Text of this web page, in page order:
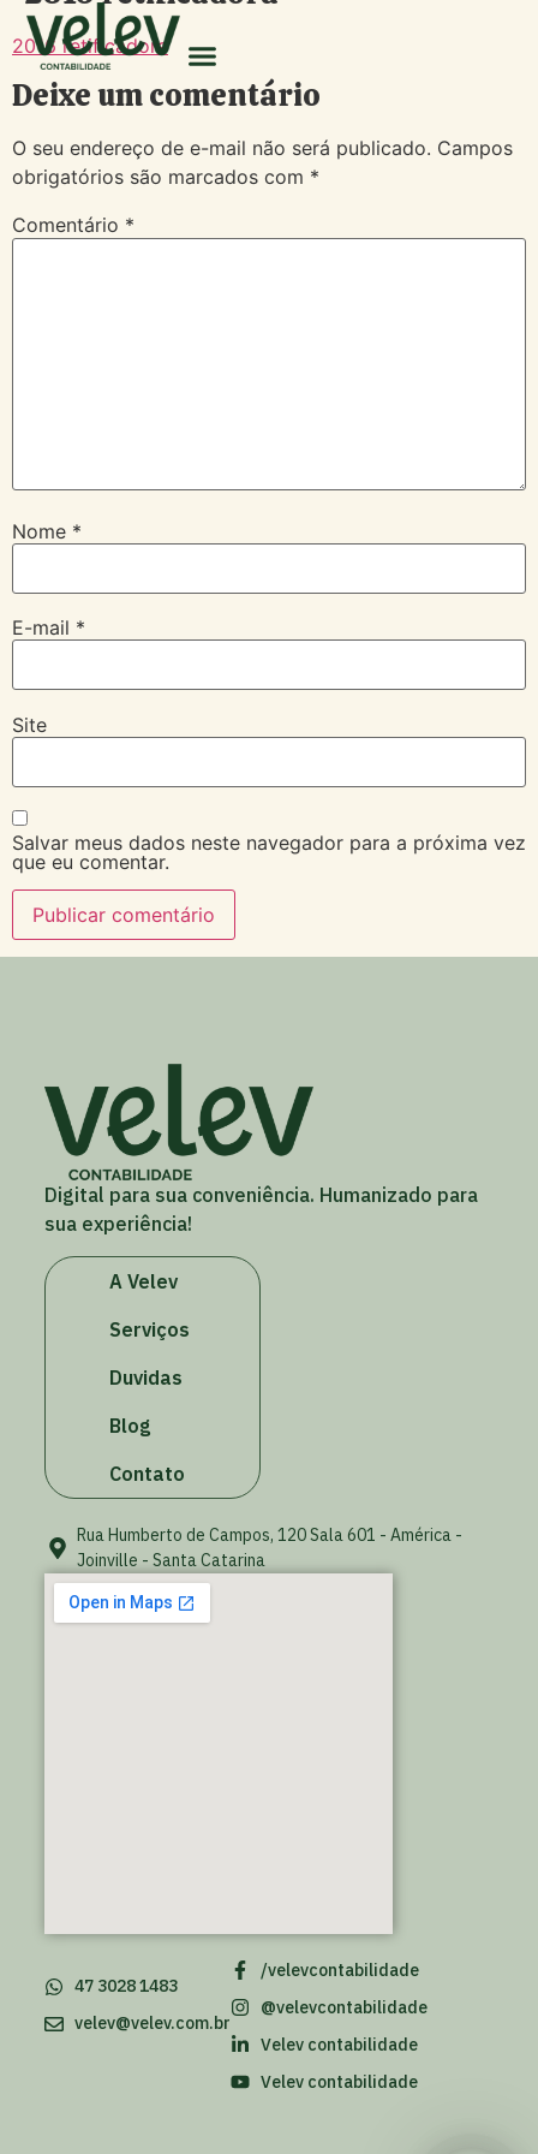
2016 retificadora
Deixe um comentário
O seu endereço de e-mail não será publicado. Campos
obrigatórios são marcados com *
Comentário *
Nome *
E-mail *
Site
Salvar meus dados neste navegador para a próxima vez
que eu comentar.
Digital para sua conveniência. Humanizado para
sua experiência!
A Velev
Serviços
Duvidas
Blog
Contato
Rua Humberto de Campos, 120 Sala 601 - América -
Joinville - Santa Catarina
/velevcontabilidade
@velevcontabilidade
Velev contabilidade
Velev contabilidade
47 3028 1483
velev@velev.com.br